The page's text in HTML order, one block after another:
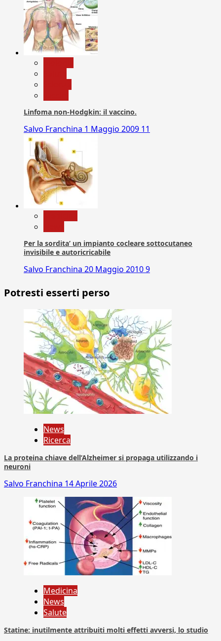
Linfoma non-Hodgkin: il vaccino.
Salvo Franchina 1 Maggio 2009 11
Per la sordita’ un impianto cocleare sottocutaneo
invisibile e autoricricabile
Salvo Franchina 20 Maggio 20109
Potresti esserti perso
News
Ricerca
La proteina chiave dell’Alzheimer si propaga utilizzando i
neuroni
Salvo Franchina 14 Aprile 2026
Medicina
News
Salute
Statine: inutilmente attribuiti molti effetti avversi, lo studio